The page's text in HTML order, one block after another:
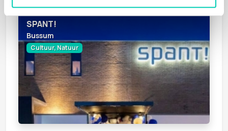
SPANT!
Bussum
Cultuur, Natuur